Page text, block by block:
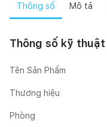
Thông số Mô tả
Thông số kỹ thuật
Tên Sản Phẩm
Thương hiệu
Phòng